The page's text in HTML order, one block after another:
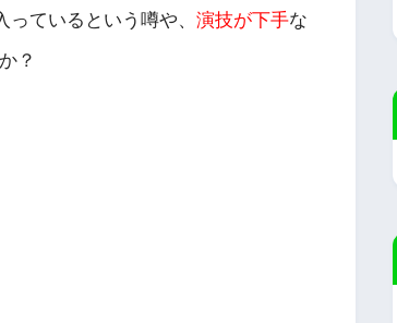
っているという噂や、 演技が下手な
？